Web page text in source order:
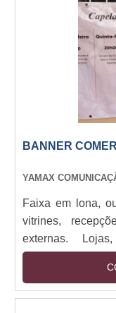
melhor dos
nestas
BANNER
YAMAX
Faixa em lona,
vitrines,
externas.
empresas de
lona de até
Impressão digital